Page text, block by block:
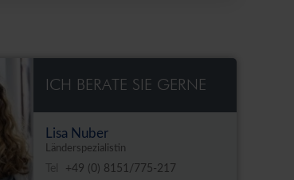
ICH BERATE SIE GERNE
Lisa Nuber
Länderspezialistin
Tel
+49 (0) 8151/775-217